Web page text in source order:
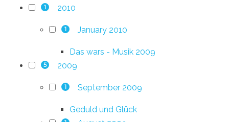
1 2010
1 January 2010
Das wars - Musik 2009
5 2009
1 September 2009
Geduld und Glück